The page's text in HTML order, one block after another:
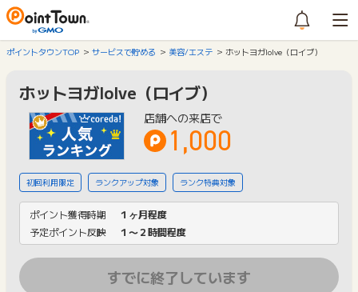
ポイントタウンTOP サービスで貯める 美容/エステ ホットヨガloIve（ロイブ）
ホットヨガloIve（ロイブ）
店舗への来店で
1,000
初回利用限定 ランクアップ対象 ランク特典対象
ポイント獲得時期
１ヶ月程度
予定ポイント反映
１〜２時間程度
すでに終了しています